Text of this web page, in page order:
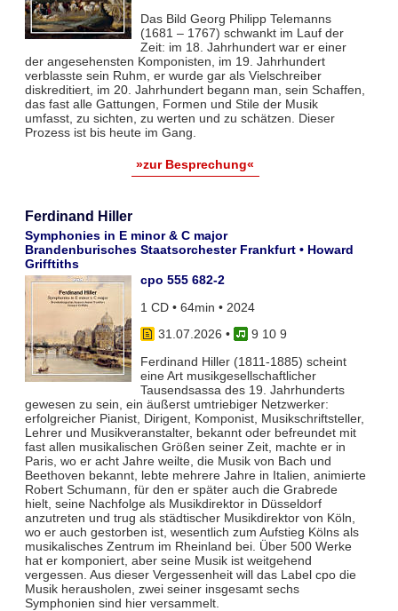
Das Bild Georg Philipp Telemanns
(1681 – 1767) schwankt im Lauf der
Zeit: im 18. Jahrhundert war er einer
der angesehensten Komponisten, im 19. Jahrhundert
verblasste sein Ruhm, er wurde gar als Vielschreiber
diskreditiert, im 20. Jahrhundert begann man, sein Schaffen,
das fast alle Gattungen, Formen und Stile der Musik
umfasst, zu sichten, zu werten und zu schätzen. Dieser
Prozess ist bis heute im Gang.
»zur Besprechung«
Ferdinand Hiller
Symphonies in E minor & C major
Brandenburisches Staatsorchester Frankfurt • Howard
Grifftiths
cpo 555 682-2
1 CD • 64min • 2024
31.07.2026 •
9 10 9
Ferdinand Hiller (1811-1885) scheint
eine Art musikgesellschaftlicher
Tausendsassa des 19. Jahrhunderts
gewesen zu sein, ein äußerst umtriebiger Netzwerker:
erfolgreicher Pianist, Dirigent, Komponist, Musikschriftsteller,
Lehrer und Musikveranstalter, bekannt oder befreundet mit
fast allen musikalischen Größen seiner Zeit, machte er in
Paris, wo er acht Jahre weilte, die Musik von Bach und
Beethoven bekannt, lebte mehrere Jahre in Italien, animierte
Robert Schumann, für den er später auch die Grabrede
hielt, seine Nachfolge als Musikdirektor in Düsseldorf
anzutreten und trug als städtischer Musikdirektor von Köln,
wo er auch gestorben ist, wesentlich zum Aufstieg Kölns als
musikalisches Zentrum im Rheinland bei. Über 500 Werke
hat er komponiert, aber seine Musik ist weitgehend
vergessen. Aus dieser Vergessenheit will das Label cpo die
Musik herausholen, zwei seiner insgesamt sechs
Symphonien sind hier versammelt.